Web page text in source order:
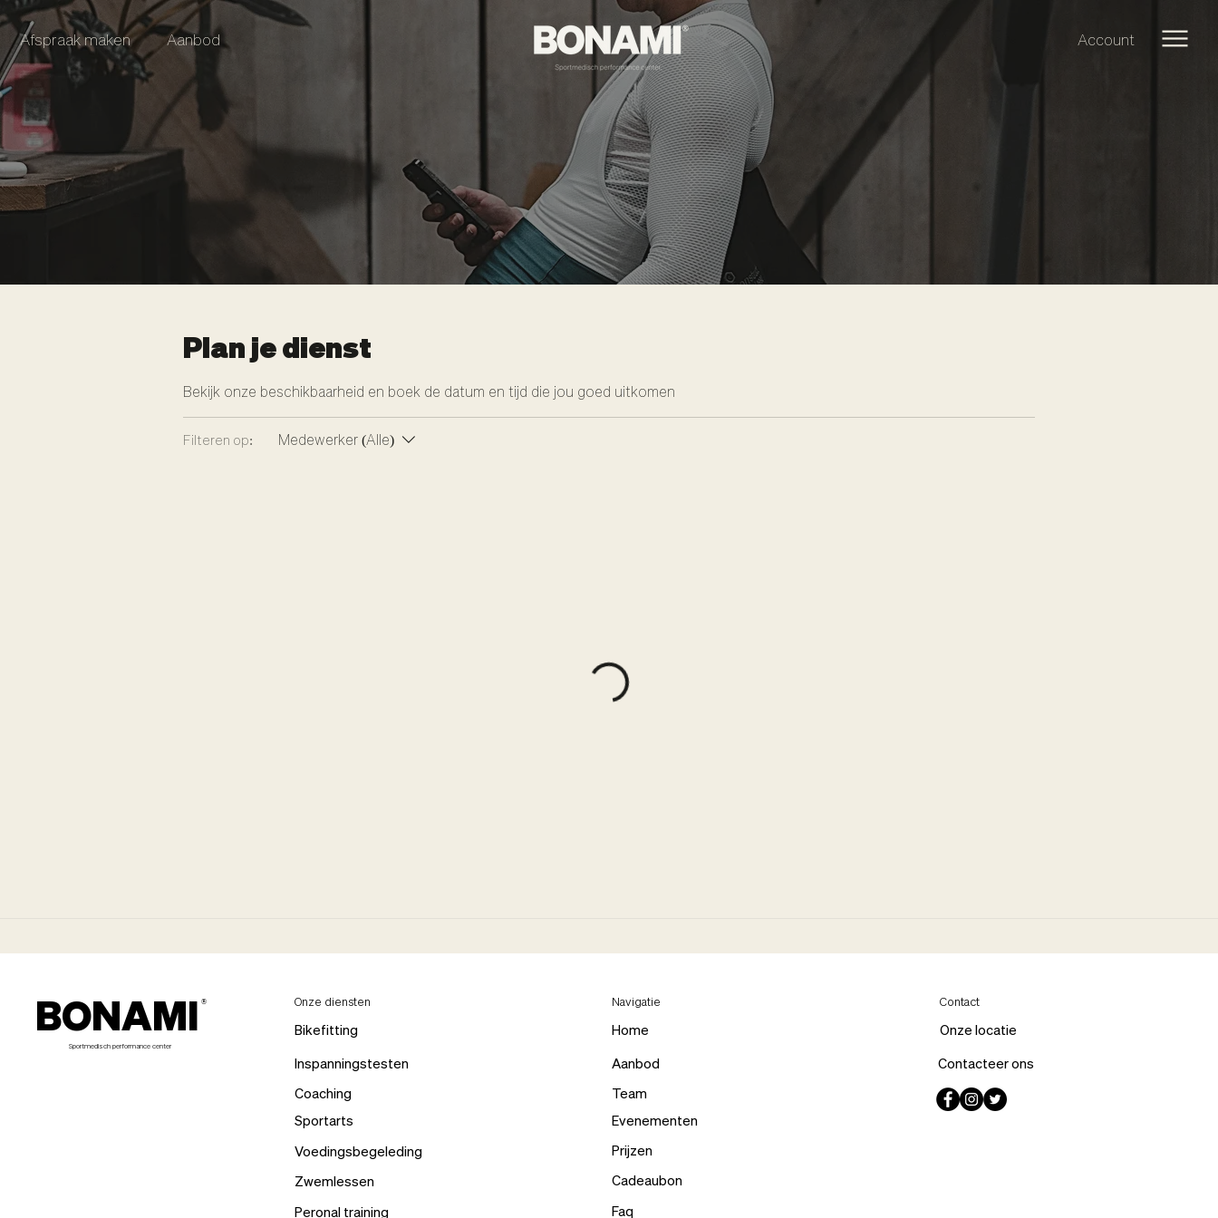
Afspraak maken Aanbod Account
Plan je dienst
Bekijk onze beschikbaarheid en boek de datum en tijd die jou goed uitkomen
Filteren op: Medewerker (Alle)
®
BONAMI
Sportmedisch performance center
Onze diensten
Bikefitting
Inspanningstesten
Coaching
Sportarts
Voedingsbegeleding
Zwemlessen
Peronal training
Navigatie
Home
Aanbod
Team
Evenementen
Prijzen
Cadeaubon
Faq
Contact
Onze locatie
Contacteer ons